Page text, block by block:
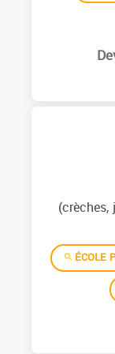
ÉCOLE